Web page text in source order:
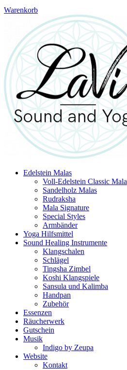
Warenkorb
Edelstein Malas
Voll-Edelstein Classic Mala
Sandelholz Malas
Rudraksha
Mala Signature
Special Styles
Armbänder
Yoga Hilfsmittel
Sound Healing Instrumente
Klangschalen
Schlägel
Tingsha Zimbel
Koshi Klangspiele
Sansula und Kalimba
Handpan
Zubehör
Essenzen
Räucherwerk
Gutschein
Musik
Indigo by Zeupa
Website
Kontakt